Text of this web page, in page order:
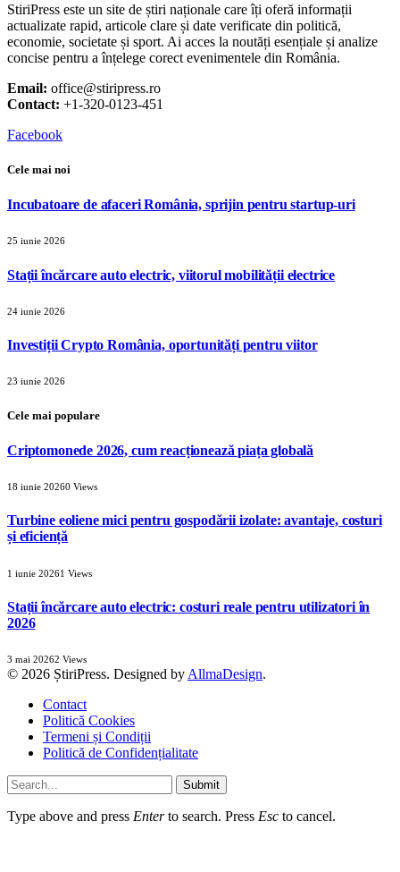
StiriPress este un site de știri naționale care îți oferă informații
actualizate rapid, articole clare și date verificate din politică,
economie, societate și sport. Ai acces la noutăți esențiale și analize
concise pentru a înțelege corect evenimentele din România.
Email: office@stiripress.ro
Contact: +1-320-0123-451
Facebook
Cele mai noi
Incubatoare de afaceri România, sprijin pentru startup-uri
25 iunie 2026
Stații încărcare auto electric, viitorul mobilității electrice
24 iunie 2026
Investiții Crypto România, oportunități pentru viitor
23 iunie 2026
Cele mai populare
Criptomonede 2026, cum reacționează piața globală
18 iunie 20260 Views
Turbine eoliene mici pentru gospodării izolate: avantaje, costuri
și eficiență
1 iunie 20261 Views
Stații încărcare auto electric: costuri reale pentru utilizatori în
2026
3 mai 20262 Views
© 2026 ȘtiriPress. Designed by AllmaDesign.
Contact
Politică Cookies
Termeni și Condiții
Politică de Confidențialitate
Submit
Type above and press Enterto search. Press Esc to cancel.